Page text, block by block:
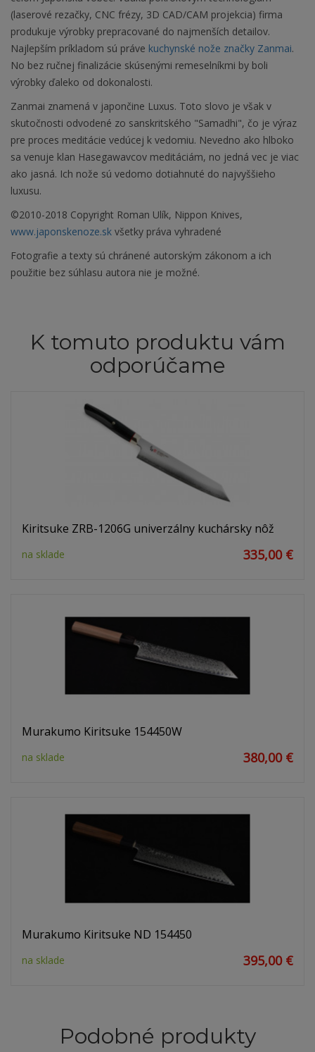
(laserové rezačky, CNC frézy, 3D CAD/CAM projekcia) firma
produkuje výrobky prepracované do najmenších detailov.
Najlepším príkladom sú práve kuchynské nože značky Zanmai.
No bez ručnej finalizácie skúsenými remeselníkmi by boli
výrobky ďaleko od dokonalosti.
Zanmai znamená v japončine Luxus. Toto slovo je však v
skutočnosti odvodené zo sanskritského "Samadhi", čo je výraz
pre proces meditácie vedúcej k vedomiu. Nevedno ako hlboko
sa venuje klan Hasegawavcov meditáciám, no jedná vec je viac
ako jasná. Ich nože sú vedomo dotiahnuté do najvyššieho
luxusu.
©2010-2018 Copyright Roman Ulík, Nippon Knives,
www.japonskenoze.sk všetky práva vyhradené
Fotografie a texty sú chránené autorským zákonom a ich
použitie bez súhlasu autora nie je možné.
K tomuto produktu vám
odporúčame
Kiritsuke ZRB-1206G univerzálny kuchársky nôž
na sklade 335,00 €
Murakumo Kiritsuke 154450W
na sklade 380,00 €
Murakumo Kiritsuke ND 154450
na sklade 395,00 €
Podobné produkty